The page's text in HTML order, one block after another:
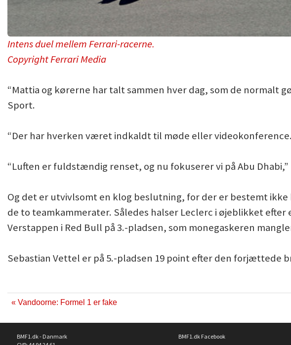
Intens duel mellem Ferrari-racerne.
Copyright Ferrari Media
“Mattia og kørerne har talt sammen hver dag, som de normalt
Sport.
“Der har hverken været indkaldt til møde eller
“Luften er fuldstændig renset, og nu fokuserer vi på Abu
Og det er utvivlsomt en klog beslutning, for der er bestemt
de to teamkammerater. Således halser Leclerc i øjeblikket
Verstappen i Red Bull på 3.-pladsen, som monegaskeren
Sebastian Vettel er på 5.-pladsen 19 point efter den forjættede
« Vandoorne: Formel 1 er fake
BMF1.dk - Danmark
BMF1.dk Facebook